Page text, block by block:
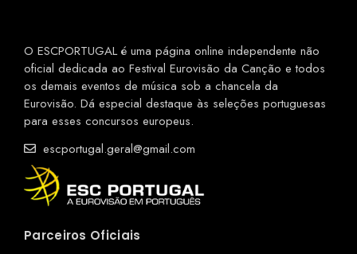
O ESCPORTUGAL é uma página online independente não
oficial dedicada ao Festival Eurovisão da Canção e todos
os demais eventos de música sob a chancela da
Eurovisão. Dá especial destaque às seleções portuguesas
para esses concursos europeus.
escportugal.geral@gmail.com
Parceiros Oficiais